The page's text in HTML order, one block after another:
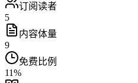
订阅读者
5
内容体量
9
免费比例
11%